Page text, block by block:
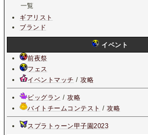
一覧
ギアリスト
ブランド
イベント
前夜祭
フェス
イベントマッチ /攻略
ビッグラン /攻略
バイトチームコンテスト /攻略
スプラトゥーン甲子園2023